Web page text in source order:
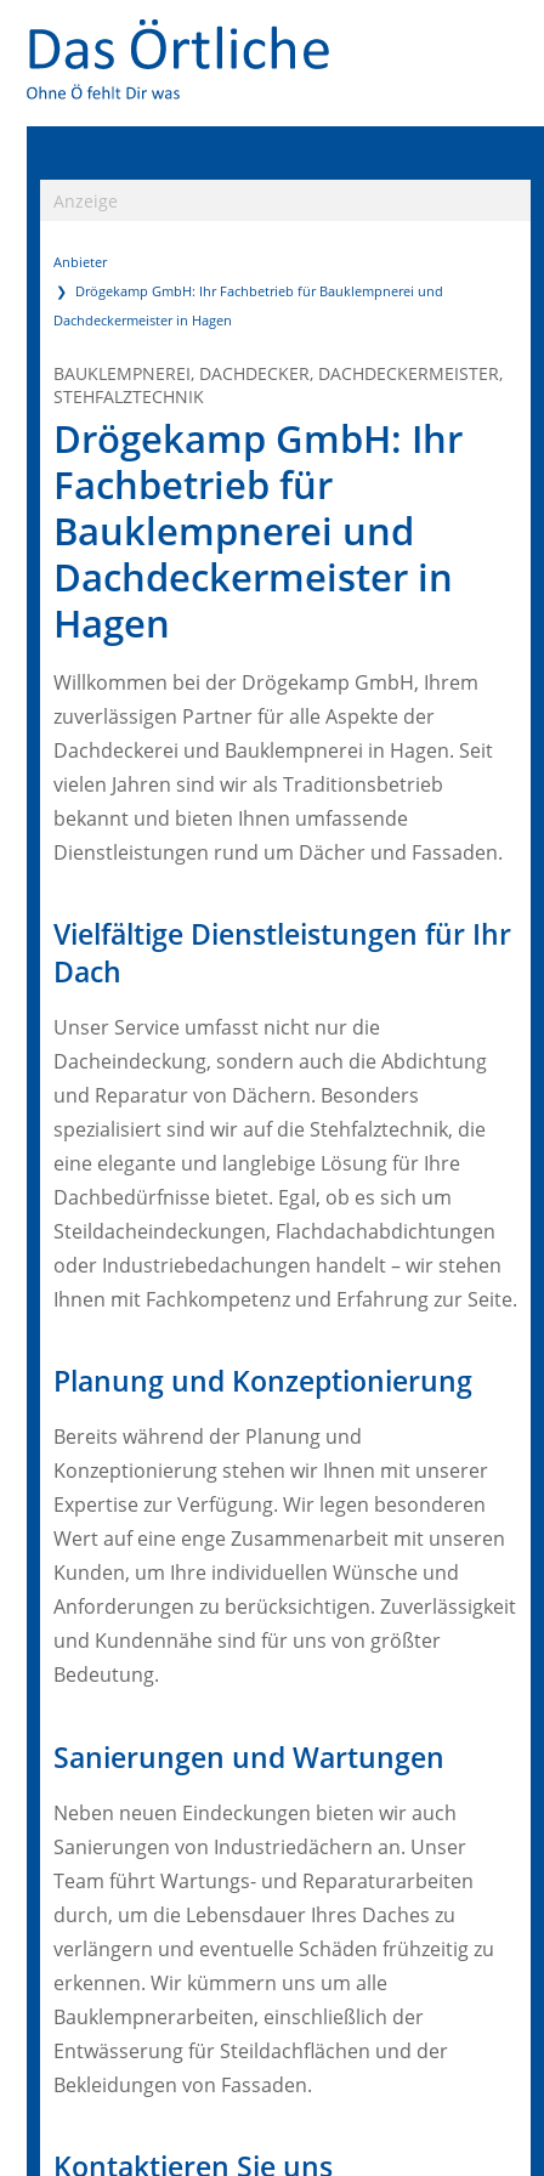
Anzeige
Anbieter
Drögekamp GmbH: Ihr Fachbetrieb für Bauklempnerei und
Dachdeckermeister in Hagen
BAUKLEMPNEREI, DACHDECKER, DACHDECKERMEISTER,
STEHFALZTECHNIK
Drögekamp GmbH: Ihr
Fachbetrieb für
Bauklempnerei und
Dachdeckermeister in
Hagen
Willkommen bei der Drögekamp GmbH, Ihrem
zuverlässigen Partner für alle Aspekte der
Dachdeckerei und Bauklempnerei in Hagen. Seit
vielen Jahren sind wir als Traditionsbetrieb
bekannt und bieten Ihnen umfassende
Dienstleistungen rund um Dächer und Fassaden.
Vielfältige Dienstleistungen für Ihr
Dach
Unser Service umfasst nicht nur die
Dacheindeckung, sondern auch die Abdichtung
und Reparatur von Dächern. Besonders
spezialisiert sind wir auf die Stehfalztechnik, die
eine elegante und langlebige Lösung für Ihre
Dachbedürfnisse bietet. Egal, ob es sich um
Steildacheindeckungen, Flachdachabdichtungen
oder Industriebedachungen handelt – wir stehen
Ihnen mit Fachkompetenz und Erfahrung zur Seite.
Planung und Konzeptionierung
Bereits während der Planung und
Konzeptionierung stehen wir Ihnen mit unserer
Expertise zur Verfügung. Wir legen besonderen
Wert auf eine enge Zusammenarbeit mit unseren
Kunden, um Ihre individuellen Wünsche und
Anforderungen zu berücksichtigen. Zuverlässigkeit
und Kundennähe sind für uns von größter
Bedeutung.
Sanierungen und Wartungen
Neben neuen Eindeckungen bieten wir auch
Sanierungen von Industriedächern an. Unser
Team führt Wartungs- und Reparaturarbeiten
durch, um die Lebensdauer Ihres Daches zu
verlängern und eventuelle Schäden frühzeitig zu
erkennen. Wir kümmern uns um alle
Bauklempnerarbeiten, einschließlich der
Entwässerung für Steildachflächen und der
Bekleidungen von Fassaden.
Kontaktieren Sie uns